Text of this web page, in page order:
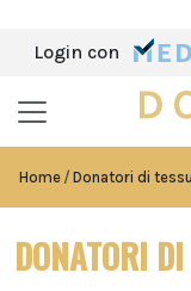
Login con
Home Donatori di
DONATORI